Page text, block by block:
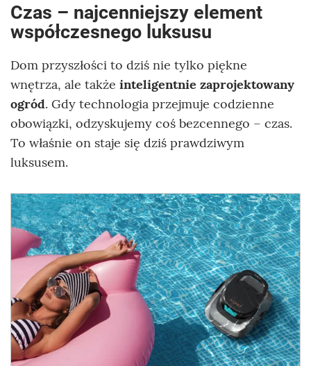
Czas – najcenniejszy element
współczesnego luksusu
Dom przyszłości to dziś nie tylko piękne
wnętrza, ale także inteligentnie zaprojektowany
ogród. Gdy technologia przejmuje codzienne
obowiązki, odzyskujemy coś bezcennego – czas.
To właśnie on staje się dziś prawdziwym
luksusem.